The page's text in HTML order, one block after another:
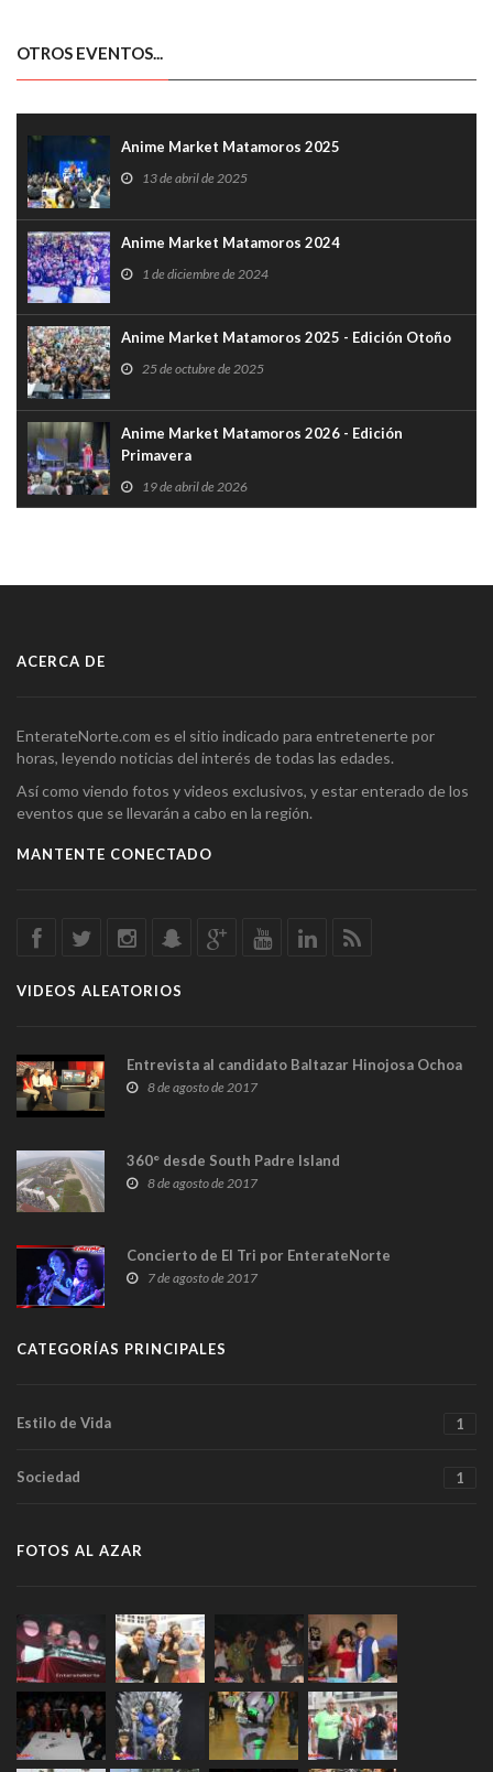
OTROS EVENTOS...
Anime Market Matamoros 2025
13 de abril de 2025
Anime Market Matamoros 2024
1 de diciembre de 2024
Anime Market Matamoros 2025 - Edición Otoño
25 de octubre de 2025
Anime Market Matamoros 2026 - Edición
Primavera
19 de abril de 2026
ACERCA DE
EnterateNorte.com es el sitio indicado para entretenerte por
horas, leyendo noticias del interés de todas las edades.
Así como viendo fotos y videos exclusivos, y estar enterado de los
eventos que se llevarán a cabo en la región.
MANTENTE CONECTADO
VIDEOS ALEATORIOS
Entrevista al candidato Baltazar Hinojosa Ochoa
8 de agosto de 2017
360° desde South Padre Island
8 de agosto de 2017
Concierto de El Tri por EnterateNorte
7 de agosto de 2017
CATEGORÍAS PRINCIPALES
Estilo de Vida 1
Sociedad 1
FOTOS AL AZAR